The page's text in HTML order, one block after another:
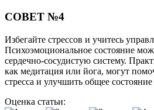
СОВЕТ №4
Избегайте стрессов и учитесь
Психоэмоциональное состояние
сердечно-сосудистую систему.
как медитация или йога, могут
стресса и улучшить общее состояние
Оценка статьи: